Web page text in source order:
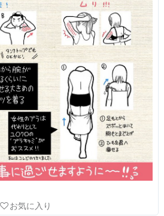
お気に入り